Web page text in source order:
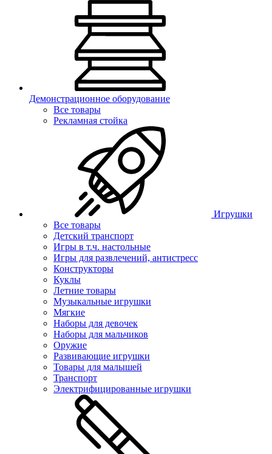
Демонстрационное оборудование
Все товары
Рекламная стойка
Игрушки
Все товары
Детский транспорт
Игры в т.ч. настольные
Игры для развлечений, антистресс
Конструкторы
Куклы
Летние товары
Музыкальные игрушки
Мягкие
Наборы для девочек
Наборы для мальчиков
Оружие
Развивающие игрушки
Товары для малышей
Транспорт
Электрифицированные игрушки